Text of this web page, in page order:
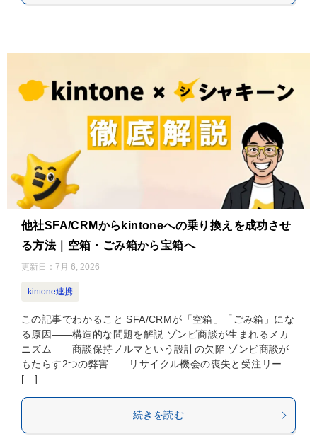
他社SFA/CRMからkintoneへの乗り換えを成功させ
る方法｜空箱・ごみ箱から宝箱へ
更新日： 7月 6, 2026
kintone連携
この記事でわかること SFA/CRMが「空箱」「ごみ箱」にな
る原因——構造的な問題を解説 ゾンビ商談が生まれるメカ
ニズム——商談保持ノルマという設計の欠陥 ゾンビ商談が
もたらす2つの弊害——リサイクル機会の喪失と受注リー
[…]
続きを読む